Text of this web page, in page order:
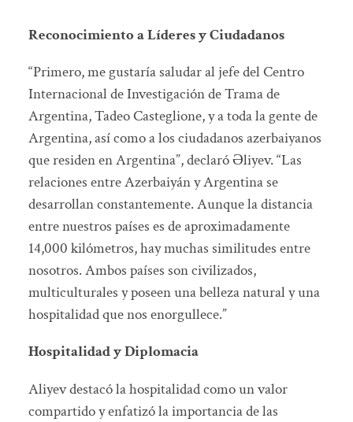
Reconocimiento a Líderes y Ciudadanos
“Primero, me gustaría saludar al jefe del Centro
Internacional de Investigación de Trama de
Argentina, Tadeo Casteglione, y a toda la gente de
Argentina, así como a los ciudadanos azerbaiyanos
que residen en Argentina”, declaró Əliyev. “Las
relaciones entre Azerbaiyán y Argentina se
desarrollan constantemente. Aunque la distancia
entre nuestros países es de aproximadamente
14,000 kilómetros, hay muchas similitudes entre
nosotros. Ambos países son civilizados,
multiculturales y poseen una belleza natural y una
hospitalidad que nos enorgullece.”
Hospitalidad y Diplomacia
Aliyev destacó la hospitalidad como un valor
compartido y enfatizó la importancia de las